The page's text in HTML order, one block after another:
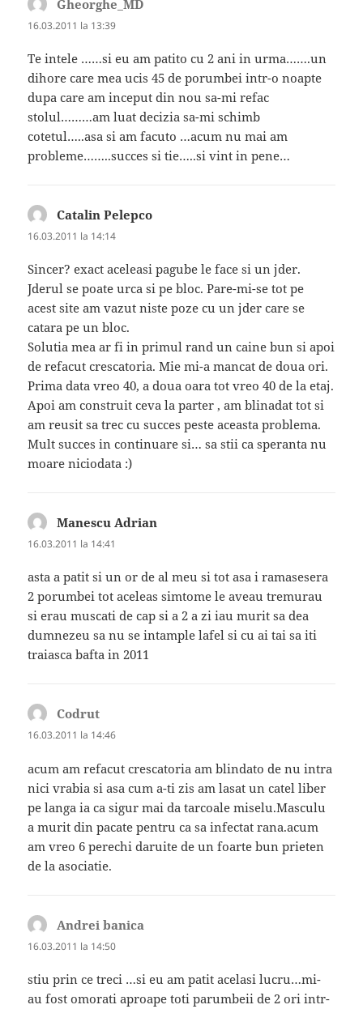
Gheorghe_MD
16.03.2011 la 13:39
Te intele ……si eu am patito cu 2 ani in urma…….un
dihore care mea ucis 45 de porumbei intr-o noapte
dupa care am inceput din nou sa-mi refac
stolul………am luat decizia sa-mi schimb
cotetul…..asa si am facuto …acum nu mai am
probleme……..succes si tie…..si vint in pene…
Catalin Pelepco
16.03.2011 la 14:14
Sincer? exact aceleasi pagube le face si un jder.
Jderul se poate urca si pe bloc. Pare-mi-se tot pe
acest site am vazut niste poze cu un jder care se
catara pe un bloc.
Solutia mea ar fi in primul rand un caine bun si apoi
de refacut crescatoria. Mie mi-a mancat de doua ori.
Prima data vreo 40, a doua oara tot vreo 40 de la etaj.
Apoi am construit ceva la parter , am blinadat tot si
am reusit sa trec cu succes peste aceasta problema.
Mult succes in continuare si… sa stii ca speranta nu
moare niciodata :)
Manescu Adrian
16.03.2011 la 14:41
asta a patit si un or de al meu si tot asa i ramasesera
2 porumbei tot aceleas simtome le aveau tremurau
si erau muscati de cap si a 2 a zi iau murit sa dea
dumnezeu sa nu se intample lafel si cu ai tai sa iti
traiasca bafta in 2011
Codrut
16.03.2011 la 14:46
acum am refacut crescatoria am blindato de nu intra
nici vrabia si asa cum a-ti zis am lasat un catel liber
pe langa ia ca sigur mai da tarcoale miselu.Masculu
a murit din pacate pentru ca sa infectat rana.acum
am vreo 6 perechi daruite de un foarte bun prieten
de la asociatie.
Andrei banica
16.03.2011 la 14:50
stiu prin ce treci …si eu am patit acelasi lucru…mi-
au fost omorati aproape toti parumbeii de 2 ori intr-